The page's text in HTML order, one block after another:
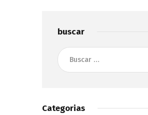
buscar
Buscar:
Categorias